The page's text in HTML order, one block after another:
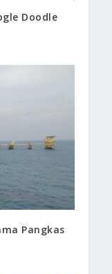
Doodle
Pangkas